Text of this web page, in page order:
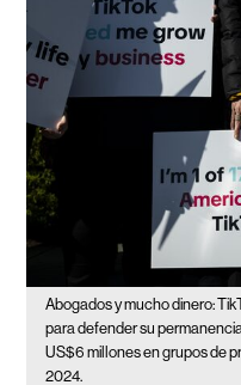
Abogados y mucho dinero:
para defender su
US$6 millones en grupos de
2024.